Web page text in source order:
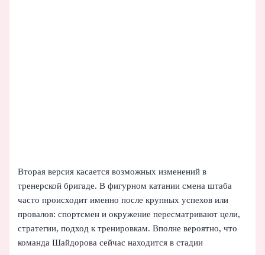
Вторая версия касается возможных изменений в
тренерской бригаде. В фигурном катании смена штаба
часто происходит именно после крупных успехов или
провалов: спортсмен и окружение пересматривают цели,
стратегии, подход к тренировкам. Вполне вероятно, что
команда Шайдорова сейчас находится в стадии